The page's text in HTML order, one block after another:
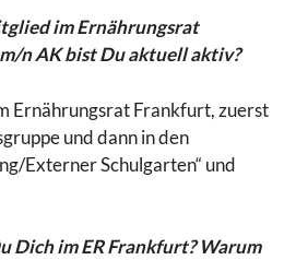
im Ernährungsrat
n AK bist Du aktuell aktiv?
Ernährungsrat Frankfurt, zuerst
und dann in den
Externer Schulgarten“ und
Dich im ER Frankfurt? Warum